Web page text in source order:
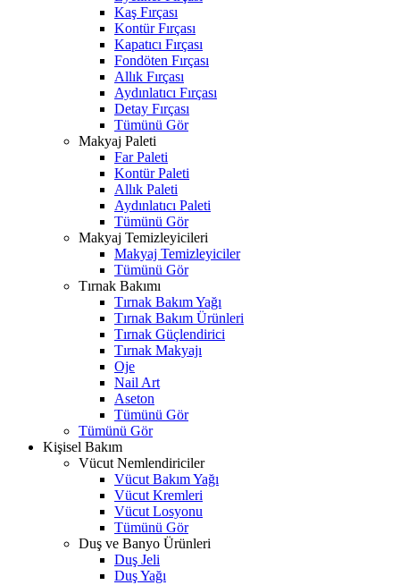
Kaş Fırçası
Kontür Fırçası
Kapatıcı Fırçası
Fondöten Fırçası
Allık Fırçası
Aydınlatıcı Fırçası
Detay Fırçası
Tümünü Gör
Makyaj Paleti
Far Paleti
Kontür Paleti
Allık Paleti
Aydınlatıcı Paleti
Tümünü Gör
Makyaj Temizleyicileri
Makyaj Temizleyiciler
Tümünü Gör
Tırnak Bakımı
Tırnak Bakım Yağı
Tırnak Bakım Ürünleri
Tırnak Güçlendirici
Tırnak Makyajı
Oje
Nail Art
Aseton
Tümünü Gör
Tümünü Gör
Kişisel Bakım
Vücut Nemlendiriciler
Vücut Bakım Yağı
Vücut Kremleri
Vücut Losyonu
Tümünü Gör
Duş ve Banyo Ürünleri
Duş Jeli
Duş Yağı